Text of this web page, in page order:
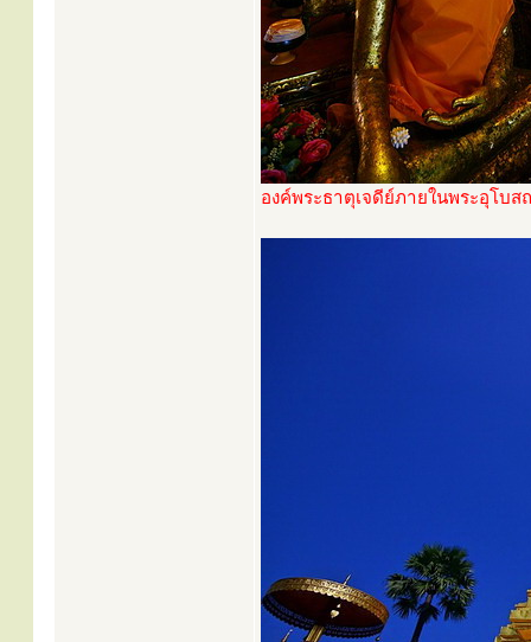
องค์พระธาตุเจดีย์ภายในพระอุโบ